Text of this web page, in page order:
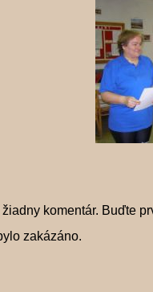
komentár. Buďte
zakázáno.